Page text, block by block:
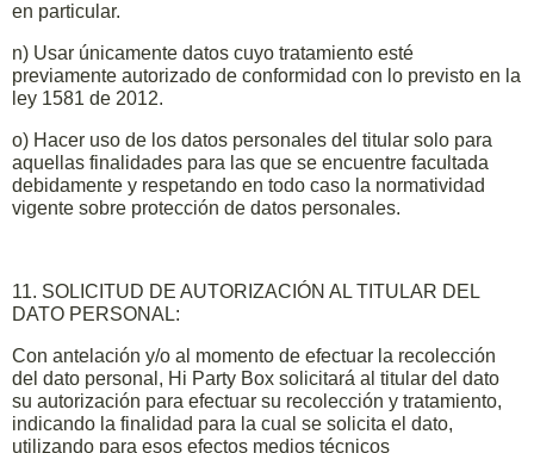
en particular.
n) Usar únicamente datos cuyo tratamiento esté
previamente autorizado de conformidad con lo previsto en la
ley 1581 de 2012.
o) Hacer uso de los datos personales del titular solo para
aquellas finalidades para las que se encuentre facultada
debidamente y respetando en todo caso la normatividad
vigente sobre protección de datos personales.
11. SOLICITUD DE AUTORIZACIÓN AL TITULAR DEL
DATO PERSONAL:
Con antelación y/o al momento de efectuar la recolección
del dato personal, Hi Party Box solicitará al titular del dato
su autorización para efectuar su recolección y tratamiento,
indicando la finalidad para la cual se solicita el dato,
utilizando para esos efectos medios técnicos